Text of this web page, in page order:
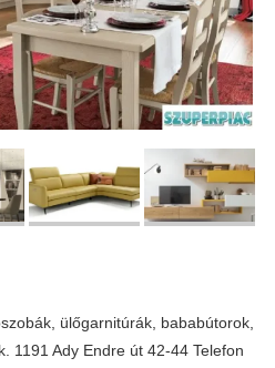
ülőgarnitúrák, bababútorok,
1191 Ady Endre út 42-44 Telefon